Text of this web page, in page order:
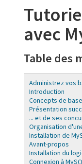
avec
Table des
Administrez vos
Introduction
Concepts de base
Présentation
... et de ses
Organisation
Installation de
Avant-propos
Installation du
Connexion à